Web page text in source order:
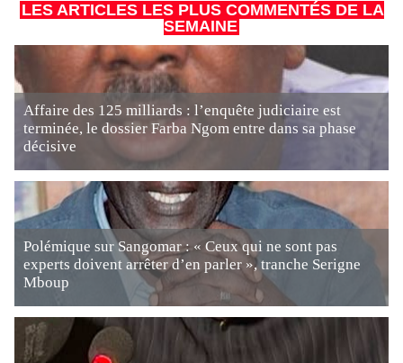
LES ARTICLES LES PLUS COMMENTÉS DE LA
SEMAINE
Affaire des 125 milliards : l’enquête judiciaire est
terminée, le dossier Farba Ngom entre dans sa phase
décisive
Polémique sur Sangomar : « Ceux qui ne sont pas
experts doivent arrêter d’en parler », tranche Serigne
Mboup